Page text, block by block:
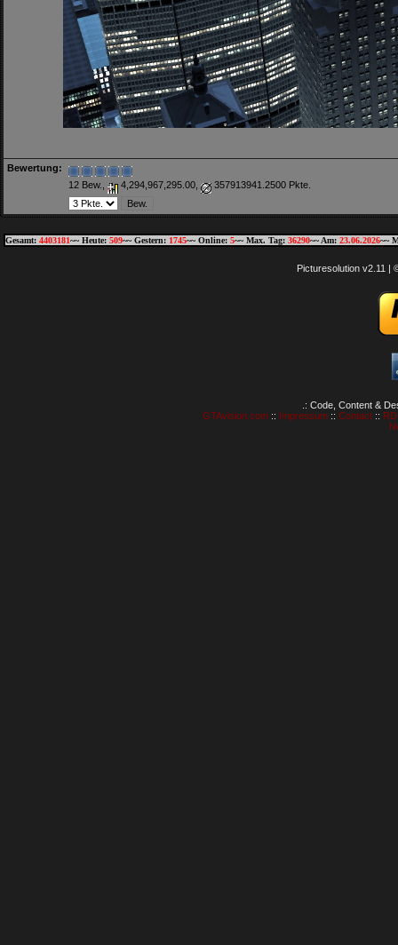
Bewertung:
12 Bew.,
4,294,967,295.00, 357913941.2500 Pkte.
Gesamt: 4403181~~ Heute: 509~~ Gestern: 1745~~ Online: 5~~ Max. Tag: 36290~~ Am: 23.06.2026~~
Picturesolution v2.11 |
.: Code, Content &
GTAvision.com:: Impressum:: Contact::